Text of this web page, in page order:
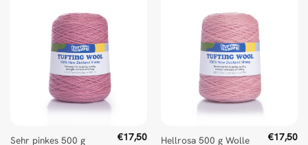
Sehr pinkes 500 g
€17,50
Hellrosa 500 g Wolle
€17,50